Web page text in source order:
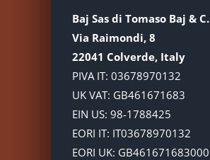
Baj Sas di Tomaso Baj & C.
Via Raimondi, 8
22041 Colverde, Italy
PIVA IT: 03678970132
UK VAT: GB461671683
EIN US: 98-1788425
EORI IT: IT03678970132
EORI UK: GB461671683000